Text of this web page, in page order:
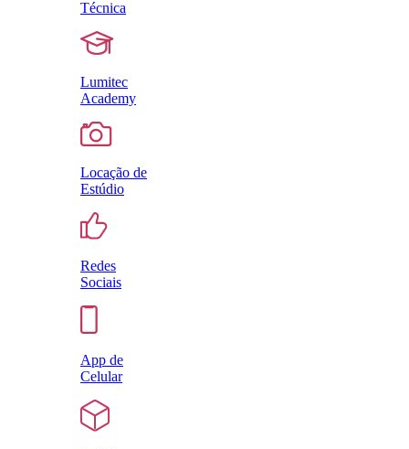
Técnica
Lumitec
Academy
Locação de
Estúdio
Redes
Sociais
App de
Celular